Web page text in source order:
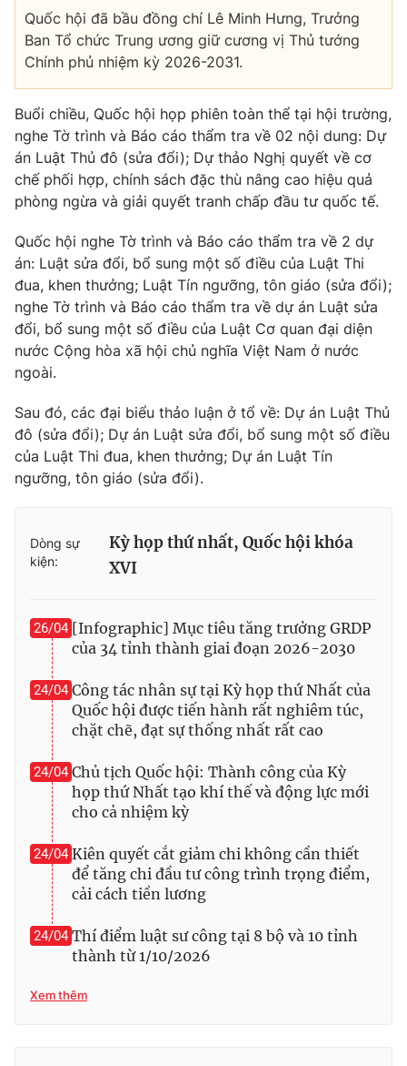
Liên hệ tòa soạn English
THỜI BÁO VTV
Theo dõi báo trên
Cơ quan chủ quản:Đài Truyền hình Việt Nam
Cơ quan báo chí:Thời báo VTV
Giấy phép hoạt động báo in và báo điện tử số 483/GP-BTTTT
cấp ngày 29/12/2023
Tổng Biên tập: Vũ Thanh Thủy
Phó Tổng Biên tập:
Nguyễn Trọng Ninh
Tổng đài VTV:024.38 355 931 - 024.38 355 932
Ðiện thoại Thời báo VTV:024.66 897 897
Email:toasoan@vtv.vn
Liên hệ quảng cáo: 024-7300.7108
® Cấm sao chép dưới mọi hình thức nếu không có sự chấp
thuận bằng văn bản. Ghi rõ nguồn VTV.vn khi phát hành lại
thông tin từ website này.
Quốc hội đã bầu đồng chí Lê Minh Hưng, Trưởng
Ban Tổ chức Trung ương giữ cương vị Thủ tướng
Chính phủ nhiệm kỳ 2026-2031.
Buổi chiều, Quốc hội họp phiên toàn thể tại hội trường,
nghe Tờ trình và Báo cáo thẩm tra về 02 nội dung: Dự
án Luật Thủ đô (sửa đổi); Dự thảo Nghị quyết về cơ
chế phối hợp, chính sách đặc thù nâng cao hiệu quả
phòng ngừa và giải quyết tranh chấp đầu tư quốc tế.
Quốc hội nghe Tờ trình và Báo cáo thẩm tra về 2 dự
án: Luật sửa đổi, bổ sung một số điều của Luật Thi
đua, khen thưởng; Luật Tín ngưỡng, tôn giáo (sửa đổi);
nghe Tờ trình và Báo cáo thẩm tra về dự án Luật sửa
đổi, bổ sung một số điều của Luật Cơ quan đại diện
nước Cộng hòa xã hội chủ nghĩa Việt Nam ở nước
ngoài.
Sau đó, các đại biểu thảo luận ở tổ về: Dự án Luật Thủ
đô (sửa đổi); Dự án Luật sửa đổi, bổ sung một số điều
của Luật Thi đua, khen thưởng; Dự án Luật Tín
ngưỡng, tôn giáo (sửa đổi).
Dòng sự
kiện:
Kỳ họp thứ nhất, Quốc hội khóa
XVI
26/04 [Infographic] Mục tiêu tăng trưởng GRDP
của 34 tỉnh thành giai đoạn 2026-2030
24/04 Công tác nhân sự tại Kỳ họp thứ Nhất của
Quốc hội được tiến hành rất nghiêm túc,
chặt chẽ, đạt sự thống nhất rất cao
24/04 Chủ tịch Quốc hội: Thành công của Kỳ
họp thứ Nhất tạo khí thế và động lực mới
cho cả nhiệm kỳ
24/04 Kiên quyết cắt giảm chi không cần thiết
để tăng chi đầu tư công trình trọng điểm,
cải cách tiền lương
24/04 Thí điểm luật sư công tại 8 bộ và 10 tỉnh
thành từ 1/10/2026
Xem thêm